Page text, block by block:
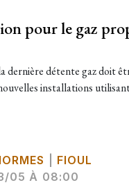
pour le gaz
dernière détente gaz doit
installations
FIOUL
05 À 08:00